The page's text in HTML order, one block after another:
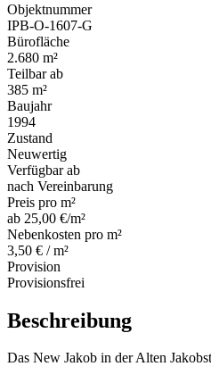
Objektnummer
IPB-O-1607-G
Bürofläche
2.680 m²
Teilbar ab
385 m²
Baujahr
1994
Zustand
Neuwertig
Verfügbar ab
nach Vereinbarung
Preis pro m²
ab 25,00 €/m²
Nebenkosten pro m²
3,50 € / m²
Provision
Provisionsfrei
Beschreibung
Das New Jakob in der Alten